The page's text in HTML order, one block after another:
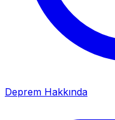
Deprem Hakkında